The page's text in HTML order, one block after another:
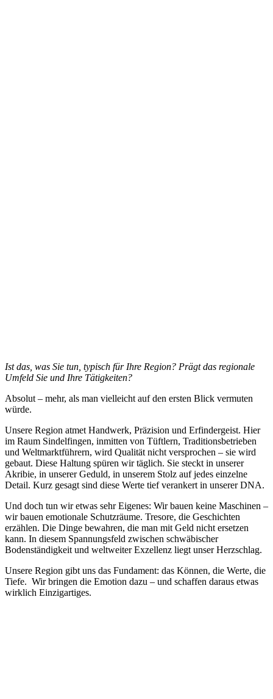
Ist das, was Sie tun, typisch für Ihre Region? Prägt das regionale
Umfeld Sie und Ihre Tätigkeiten?
Absolut – mehr, als man vielleicht auf den ersten Blick vermuten
würde.
Unsere Region atmet Handwerk, Präzision und Erfindergeist. Hier
im Raum Sindelfingen, inmitten von Tüftlern, Traditionsbetrieben
und Weltmarktführern, wird Qualität nicht versprochen – sie wird
gebaut. Diese Haltung spüren wir täglich. Sie steckt in unserer
Akribie, in unserer Geduld, in unserem Stolz auf jedes einzelne
Detail. Kurz gesagt sind diese Werte tief verankert in unserer DNA.
Und doch tun wir etwas sehr Eigenes: Wir bauen keine Maschinen –
wir bauen emotionale Schutzräume. Tresore, die Geschichten
erzählen. Die Dinge bewahren, die man mit Geld nicht ersetzen
kann. In diesem Spannungsfeld zwischen schwäbischer
Bodenständigkeit und weltweiter Exzellenz liegt unser Herzschlag.
Unsere Region gibt uns das Fundament: das Können, die Werte, die
Tiefe. Wir bringen die Emotion dazu – und schaffen daraus etwas
wirklich Einzigartiges.